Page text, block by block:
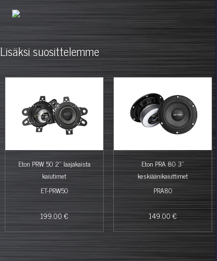
Lisäksi suosittelemme
Eton PRW 50 2" laajakaista
kaiutimet
ET-PRW50
199.00 €
Eton PRA 80 3"
keskiäänikaiuttimet
PRA80
149.00 €